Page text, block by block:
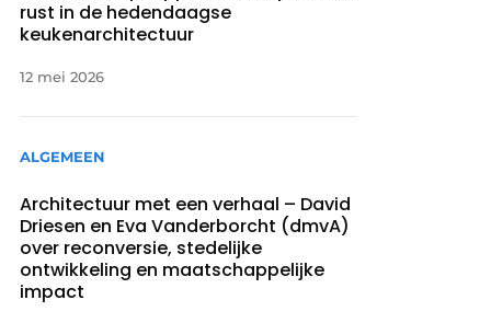
rust in de hedendaagse
keukenarchitectuur
12 mei 2026
ALGEMEEN
Architectuur met een verhaal – David
Driesen en Eva Vanderborcht (dmvA)
over reconversie, stedelijke
ontwikkeling en maatschappelijke
impact